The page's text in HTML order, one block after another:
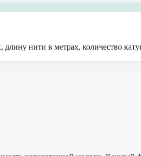
нити в метрах, количество